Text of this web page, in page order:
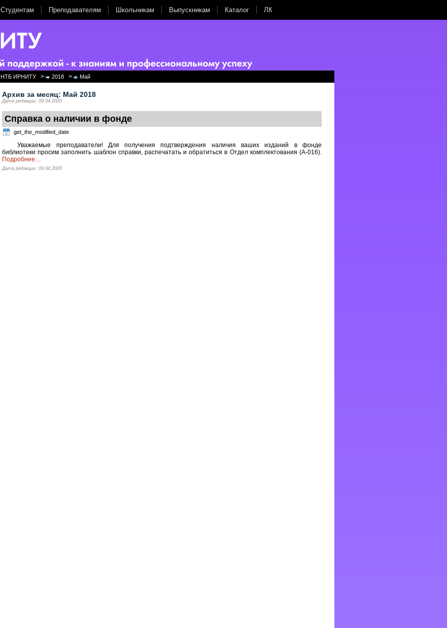
Студентам Преподавателям Школьникам Выпускникам Каталог ЛК
НТБ ИРНИТУ > 2018 > Май
Архив за месяц: Май 2018
Дата редакции: 09.04.2020
Справка о наличии в фонде
get_the_modified_date
Уважаемые преподаватели! Для получения подтверждения наличия ваших изданий в фонде
библиотеки просим заполнить шаблон справки, распечатать и обратиться в Отдел комплектования (А-016).
Подробнее…
Дата редакции: 09.04.2020